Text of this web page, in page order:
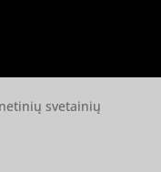
svetainių